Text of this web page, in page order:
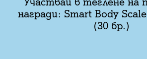
награди: Smart Body
(30 бр.)